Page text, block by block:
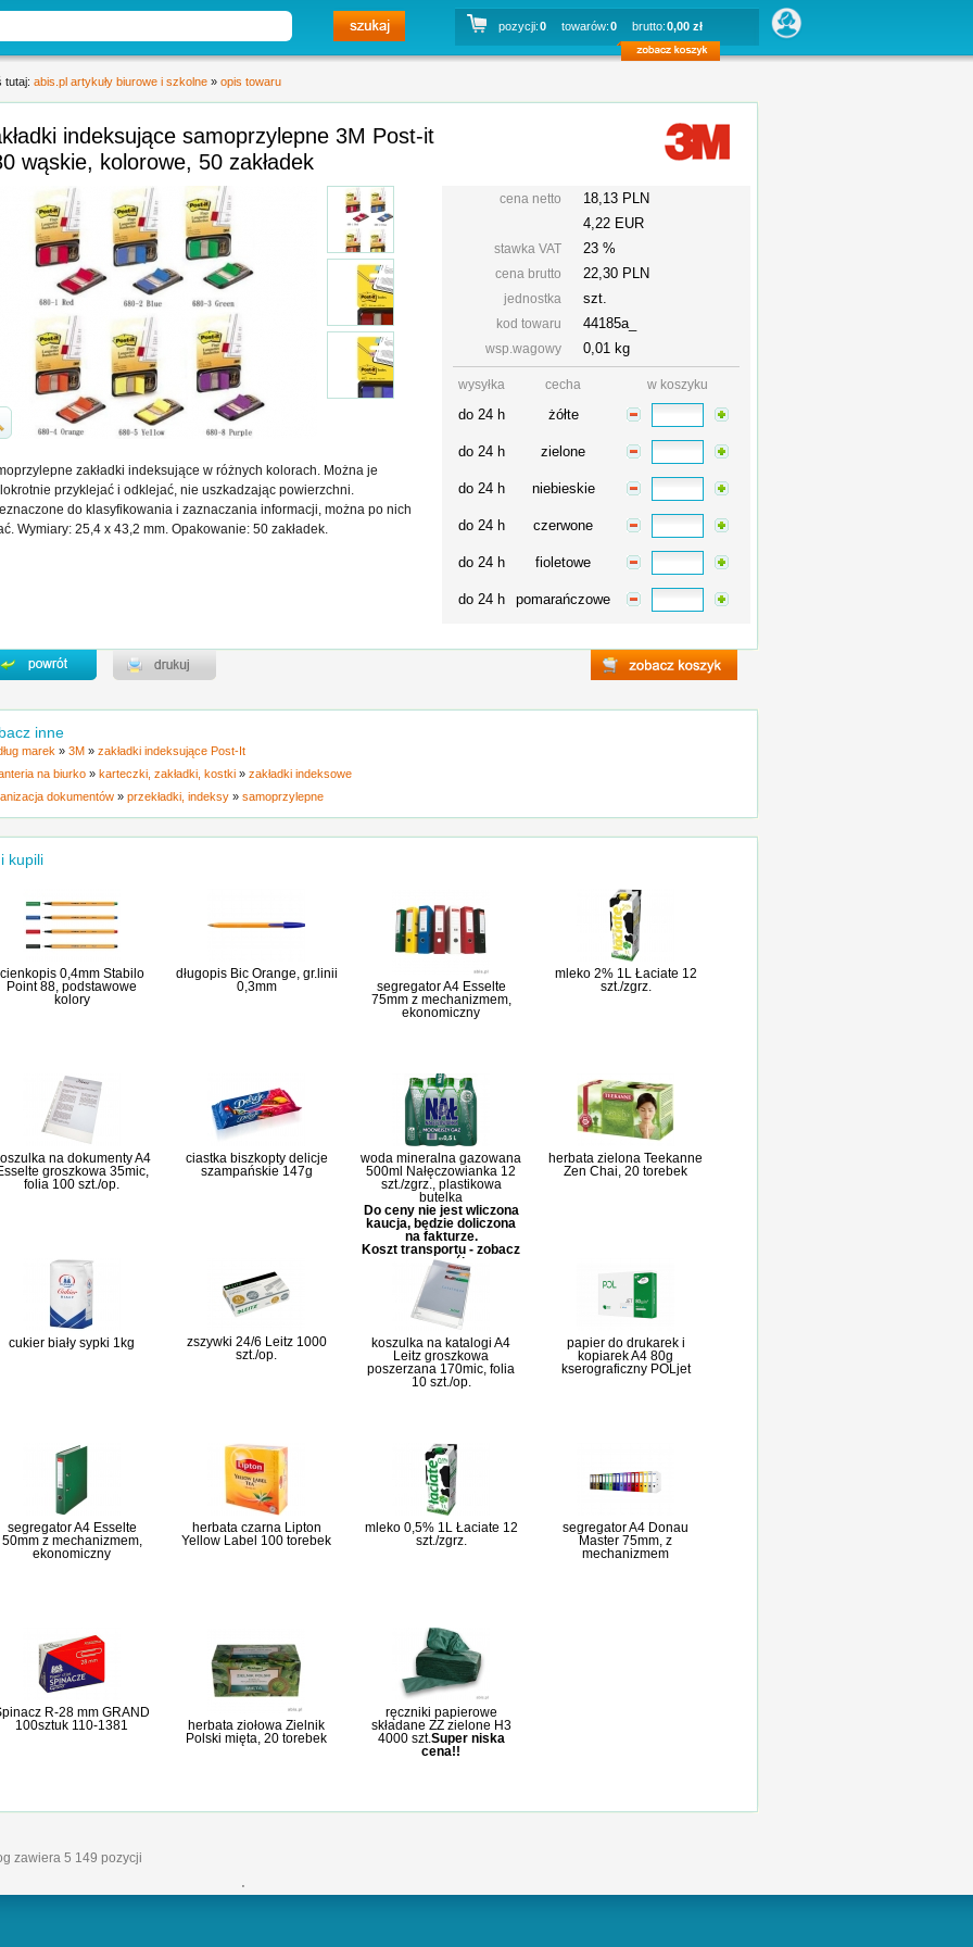
pozycji:0 towarów:0 brutto:0,00 zł
tutaj: abis.pl artykuły biurowe i szkolne » opis towaru
indeksujące samoprzylepne 3M Post-it
wąskie, kolorowe, 50 zakładek
cena netto
18,13 PLN
4,22 EUR
stawka VAT 23 %
cena brutto 22,30 PLN
jednostka szt.
kod towaru 44185a_
wsp.wagowy 0,01 kg
wysyłka cecha w koszyku
do 24 h żółte
do 24 h zielone
do 24 h niebieskie
do 24 h czerwone
do 24 h fioletowe
do 24 h pomarańczowe
zakładki indeksujące w różnych kolorach. Można je
przyklejać i odklejać, nie uszkadzając powierzchni.
do klasyfikowania i zaznaczania informacji, można po nich
Wymiary: 25,4 x 43,2 mm. Opakowanie: 50 zakładek.
inne
marek » 3M » zakładki indeksujące Post-It
na biurko » karteczki, zakładki, kostki » zakładki indeksowe
dokumentów » przekładki, indeksy » samoprzylepne
kupili
cienkopis 0,4mm Stabilo
Point 88, podstawowe
kolory
długopis Bic Orange, gr.linii
0,3mm
segregator A4 Esselte
75mm z mechanizmem,
ekonomiczny
mleko 2% 1L Łaciate 12
szt./zgrz.
na dokumenty A4
groszkowa 35mic,
folia 100 szt./op.
ciastka biszkopty delicje
szampańskie 147g
woda mineralna gazowana
500ml Nałęczowianka 12
szt./zgrz., plastikowa
butelka
Do ceny nie jest wliczona
kaucja, będzie doliczona
na fakturze.
Koszt transportu - zobacz
szczegóły
herbata zielona Teekanne
Zen Chai, 20 torebek
cukier biały sypki 1kg
zszywki 24/6 Leitz 1000
szt./op.
koszulka na katalogi A4
Leitz groszkowa
poszerzana 170mic, folia
10 szt./op.
papier do drukarek i
kopiarek A4 80g
kserograficzny POLjet
segregator A4 Esselte
50mm z mechanizmem,
ekonomiczny
herbata czarna Lipton
Yellow Label 100 torebek
mleko 0,5% 1L Łaciate 12
szt./zgrz.
segregator A4 Donau
Master 75mm, z
mechanizmem
R-28 mm GRAND
100sztuk 110-1381
herbata ziołowa Zielnik
Polski mięta, 20 torebek
ręczniki papierowe
składane ZZ zielone H3
4000 szt.Super niska
cena!!
zawiera 5 149 pozycji
'